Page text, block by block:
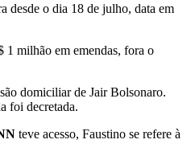
desde o dia 18 de julho, data em
1 milhão em emendas, fora o
domiciliar de Jair Bolsonaro.
foi decretada.
teve acesso, Faustino se refere à